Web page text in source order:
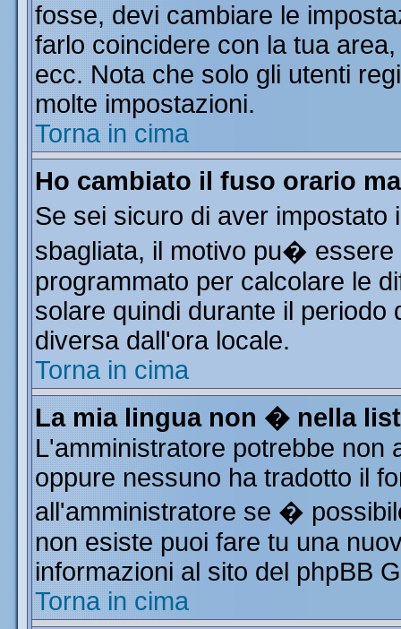
fosse, devi cambiare le
farlo coincidere con la tua
ecc. Nota che solo gli utenti
molte impostazioni.
Torna in cima
Ho cambiato il fuso orario
Se sei sicuro di aver
sbagliata, il motivo pu�
programmato per calcolare le
solare quindi durante il
diversa dall'ora locale.
Torna in cima
La mia lingua non � nella
L'amministratore potrebbe non
oppure nessuno ha tradotto il
all'amministratore se �
non esiste puoi fare tu una
informazioni al sito del phpBB
Torna in cima